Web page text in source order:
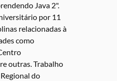
Java 2".
por 11
relacionadas à
como
outras. Trabalho
do